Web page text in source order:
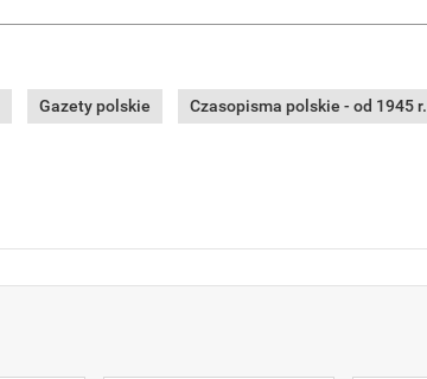
Gazety polskie Czasopisma polskie - od 1945 r.